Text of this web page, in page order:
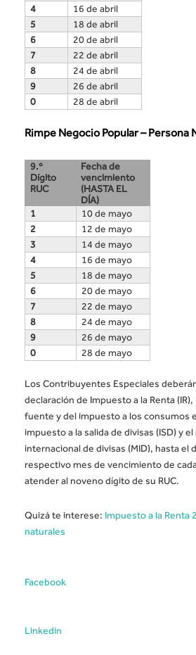
4
16 de abril
5
18 de abril
6
20 de abril
7
22 de abril
8
24 de abril
9
26 de abril
0
28 de abril
Rimpe Negocio Popular – Persona
9.º
Dígito
RUC
Fecha de
vencimiento
(HASTA EL
DÍA)
1
10 de mayo
2
12 de mayo
3
14 de mayo
4
16 de mayo
5
18 de mayo
6
20 de mayo
7
22 de mayo
8
24 de mayo
9
26 de mayo
0
28 de mayo
Los Contribuyentes Especiales
declaración de Impuesto a la Renta
fuente y del impuesto a los consumos
impuesto a la salida de divisas (ISD) y
internacional de divisas (MID), hasta el
respectivo mes de vencimiento de
atender al noveno dígito de su RUC.
Quizá te interese: Impuesto a la Renta
naturales
Facebook
Linkedin